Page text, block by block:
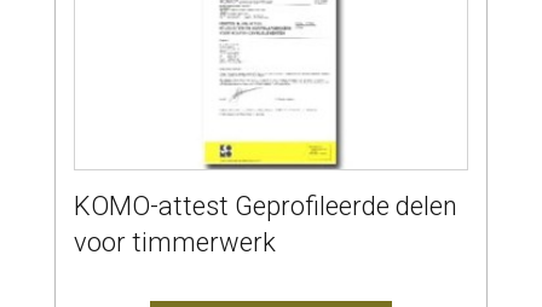
KOMO-attest Geprofileerde delen
voor timmerwerk